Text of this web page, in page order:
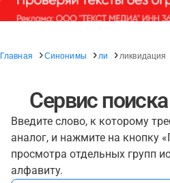
Главная Синонимы ли ликвидация
Сервис
Введите слово, к которому
аналог, и нажмите на кнопку
просмотра отдельных групп
алфавиту.